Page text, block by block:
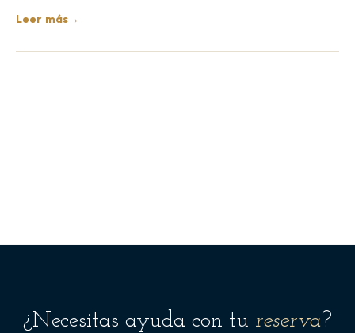
Leer más→
¿Necesitas ayuda con tu reserva?